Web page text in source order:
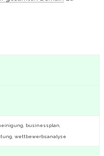
businessplan,
wettbewerbsanalyse